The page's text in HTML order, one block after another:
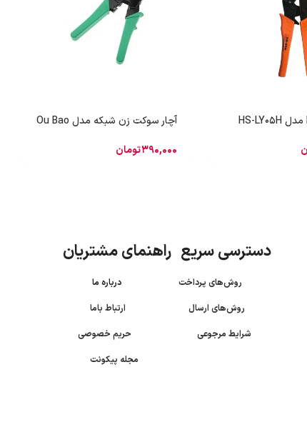
آچار سوکت زن شبکه مدل Ou Bao
390,000تومان
دسترسی سریع راهنمای مشتریان
روش‌های پرداختدرباره ما
روش‌های ارسال
ارتباط باما
شرایط مرجوعی
حریم خصوصی
مجله پیکونت